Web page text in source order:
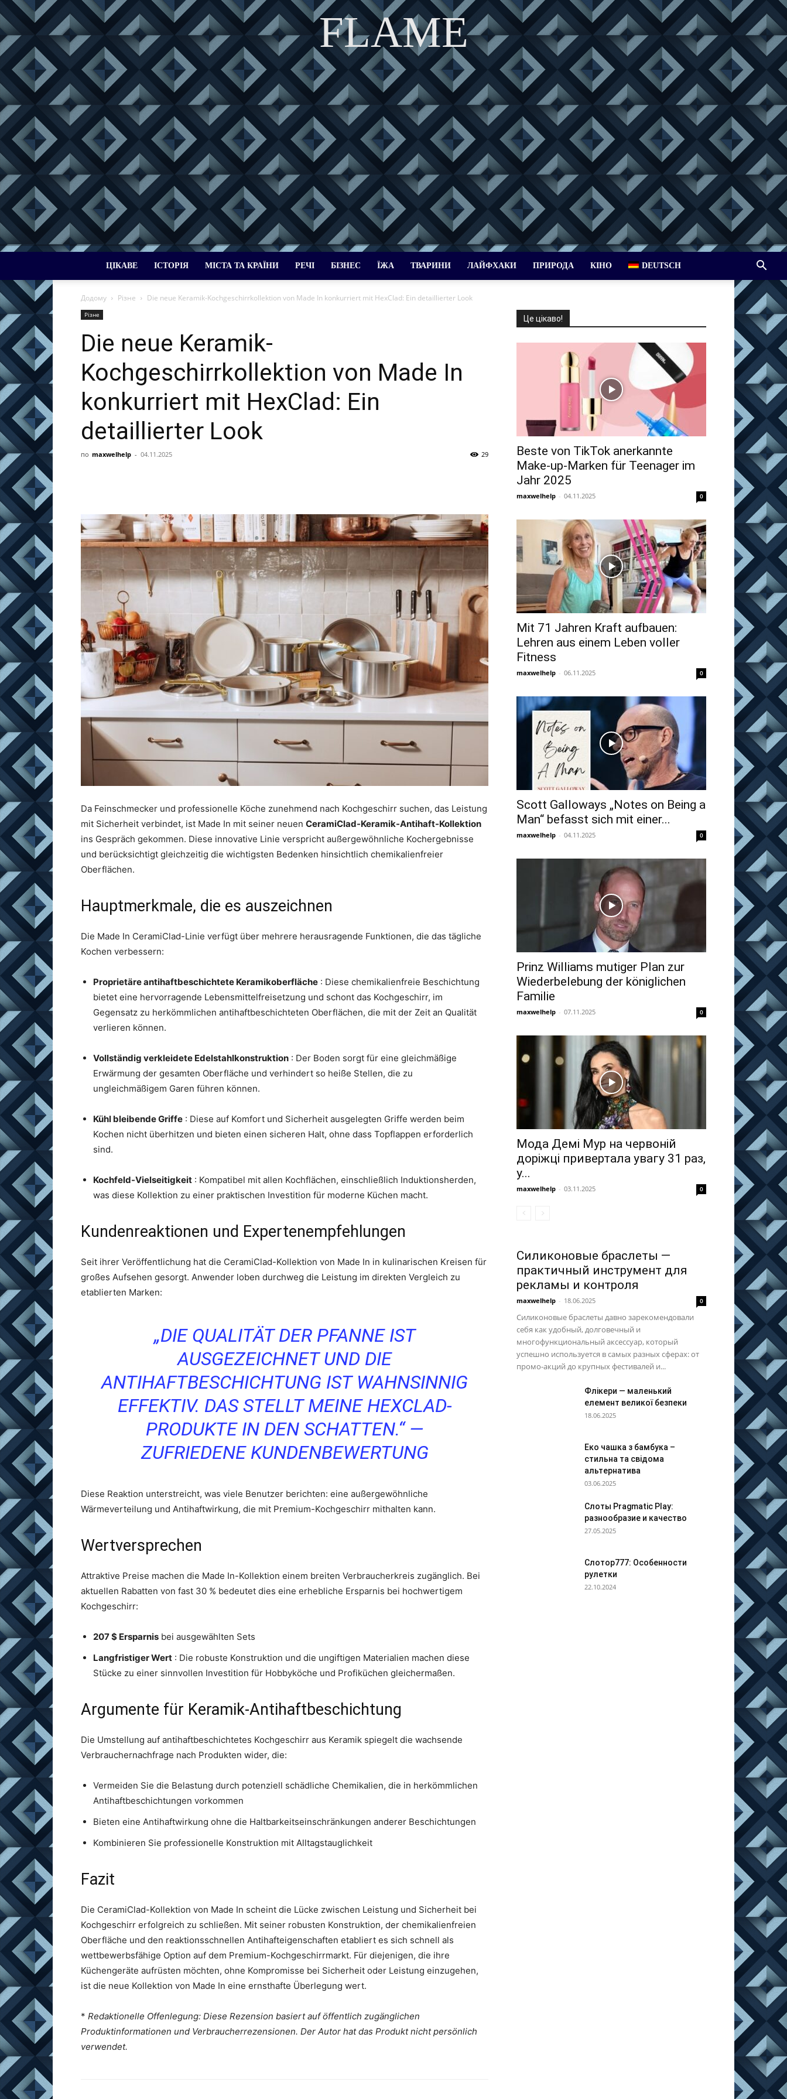
FLAME
DISCOVER THE ART OF PUBLISHING
ЦІКАВЕ ІСТОРІЯ МІСТА ТА КРАЇНИ РЕЧІ БІЗНЕС ЇЖА ТВАРИНИ ЛАЙФХАКИ ПРИРОДА КІНО DEUTSCH
Додому Різне Die neue Keramik-Kochgeschirrkollektion von Made In konkurriert mit HexClad: Ein detaillierter Look
Різне
Die neue Keramik-
Kochgeschirrkollektion von Made In
konkurriert mit HexClad: Ein
detaillierter Look
по maxwelhelp - 04.11.2025 29
Da Feinschmecker und professionelle Köche zunehmend nach Kochgeschirr suchen, das Leistung
mit Sicherheit verbindet, ist Made In mit seiner neuen CeramiClad-Keramik-Antihaft-Kollektion
ins Gespräch gekommen. Diese innovative Linie verspricht außergewöhnliche Kochergebnisse
und berücksichtigt gleichzeitig die wichtigsten Bedenken hinsichtlich chemikalienfreier
Oberflächen.
Hauptmerkmale, die es auszeichnen
Die Made In CeramiClad-Linie verfügt über mehrere herausragende Funktionen, die das tägliche
Kochen verbessern:
Proprietäre antihaftbeschichtete Keramikoberfläche : Diese chemikalienfreie Beschichtung
bietet eine hervorragende Lebensmittelfreisetzung und schont das Kochgeschirr, im
Gegensatz zu herkömmlichen antihaftbeschichteten Oberflächen, die mit der Zeit an Qualität
verlieren können.
Vollständig verkleidete Edelstahlkonstruktion : Der Boden sorgt für eine gleichmäßige
Erwärmung der gesamten Oberfläche und verhindert so heiße Stellen, die zu
ungleichmäßigem Garen führen können.
Kühl bleibende Griffe : Diese auf Komfort und Sicherheit ausgelegten Griffe werden beim
Kochen nicht überhitzen und bieten einen sicheren Halt, ohne dass Topflappen erforderlich
sind.
Kochfeld-Vielseitigkeit : Kompatibel mit allen Kochflächen, einschließlich Induktionsherden,
was diese Kollektion zu einer praktischen Investition für moderne Küchen macht.
Kundenreaktionen und Expertenempfehlungen
Seit ihrer Veröffentlichung hat die CeramiClad-Kollektion von Made In in kulinarischen Kreisen für
großes Aufsehen gesorgt. Anwender loben durchweg die Leistung im direkten Vergleich zu
etablierten Marken:
„DIE QUALITÄT DER PFANNE IST
AUSGEZEICHNET UND DIE
ANTIHAFTBESCHICHTUNG IST WAHNSINNIG
EFFEKTIV. DAS STELLT MEINE HEXCLAD-
PRODUKTE IN DEN SCHATTEN.“ —
ZUFRIEDENE KUNDENBEWERTUNG
Diese Reaktion unterstreicht, was viele Benutzer berichten: eine außergewöhnliche
Wärmeverteilung und Antihaftwirkung, die mit Premium-Kochgeschirr mithalten kann.
Wertversprechen
Attraktive Preise machen die Made In-Kollektion einem breiten Verbraucherkreis zugänglich. Bei
aktuellen Rabatten von fast 30 % bedeutet dies eine erhebliche Ersparnis bei hochwertigem
Kochgeschirr:
207 $ Ersparnis bei ausgewählten Sets
Langfristiger Wert : Die robuste Konstruktion und die ungiftigen Materialien machen diese
Stücke zu einer sinnvollen Investition für Hobbyköche und Profiküchen gleichermaßen.
Argumente für Keramik-Antihaftbeschichtung
Die Umstellung auf antihaftbeschichtetes Kochgeschirr aus Keramik spiegelt die wachsende
Verbrauchernachfrage nach Produkten wider, die:
Vermeiden Sie die Belastung durch potenziell schädliche Chemikalien, die in herkömmlichen
Antihaftbeschichtungen vorkommen
Bieten eine Antihaftwirkung ohne die Haltbarkeitseinschränkungen anderer Beschichtungen
Kombinieren Sie professionelle Konstruktion mit Alltagstauglichkeit
Fazit
Die CeramiClad-Kollektion von Made In scheint die Lücke zwischen Leistung und Sicherheit bei
Kochgeschirr erfolgreich zu schließen. Mit seiner robusten Konstruktion, der chemikalienfreien
Oberfläche und den reaktionsschnellen Antihafteigenschaften etabliert es sich schnell als
wettbewerbsfähige Option auf dem Premium-Kochgeschirrmarkt. Für diejenigen, die ihre
Küchengeräte aufrüsten möchten, ohne Kompromisse bei Sicherheit oder Leistung einzugehen,
ist die neue Kollektion von Made In eine ernsthafte Überlegung wert.
* Redaktionelle Offenlegung: Diese Rezension basiert auf öffentlich zugänglichen
Produktinformationen und Verbraucherrezensionen. Der Autor hat das Produkt nicht persönlich
verwendet.
Це цікаво!
Beste von TikTok anerkannte
Make-up-Marken für Teenager im
Jahr 2025
maxwelhelp - 04.11.2025 0
Mit 71 Jahren Kraft aufbauen:
Lehren aus einem Leben voller
Fitness
maxwelhelp - 06.11.2025 0
Scott Galloways „Notes on Being a
Man“ befasst sich mit einer...
maxwelhelp - 04.11.2025 0
Prinz Williams mutiger Plan zur
Wiederbelebung der königlichen
Familie
maxwelhelp - 07.11.2025 0
Мода Демі Мур на червоній
доріжці привертала увагу 31 раз,
у...
maxwelhelp - 03.11.2025 0
Силиконовые браслеты —
практичный инструмент для
рекламы и контроля
maxwelhelp - 18.06.2025 0
Силиконовые браслеты давно зарекомендовали
себя как удобный, долговечный и
многофункциональный аксессуар, который
успешно используется в самых разных сферах: от
промо-акций до крупных фестивалей и...
Флікери — маленький
елемент великої безпеки
18.06.2025
Еко чашка з бамбука –
стильна та свідома
альтернатива
03.06.2025
Слоты Pragmatic Play:
разнообразие и качество
27.05.2025
Слотор777: Особенности
рулетки
22.10.2024